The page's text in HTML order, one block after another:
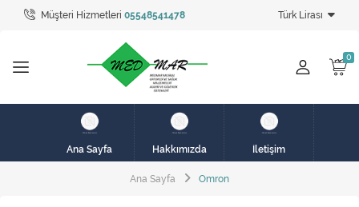
Müşteri Hizmetleri 05548541478 Türk Lirası
Tüm Kategoriler
hasta karyolası
HASTA KARYOLASI
Ana Sayfa Hakkımızda İletişim
Ana Sayfa Omron